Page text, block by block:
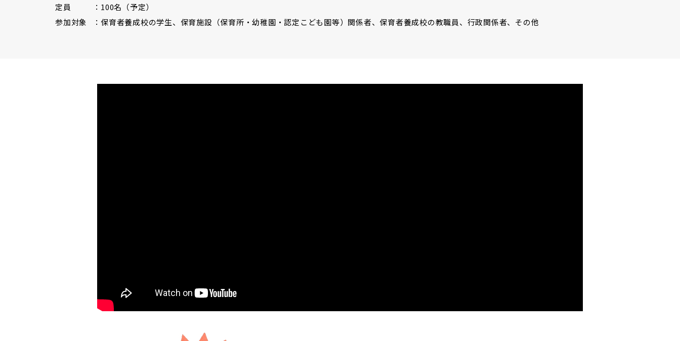
定員
100名（予定）
参加対象
保育者養成校の学生、保育施設（保育所・幼稚園・認定こども園等）関係者、保育者養成校の教職員、行政関係者、その他